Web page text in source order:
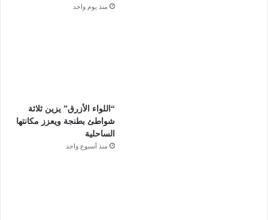
منذ يوم واحد
“اللواء الأزرق” يزين ثلاثة
شواطئ بطنجة ويعزز مكانتها
الساحلية
منذ أسبوع واحد